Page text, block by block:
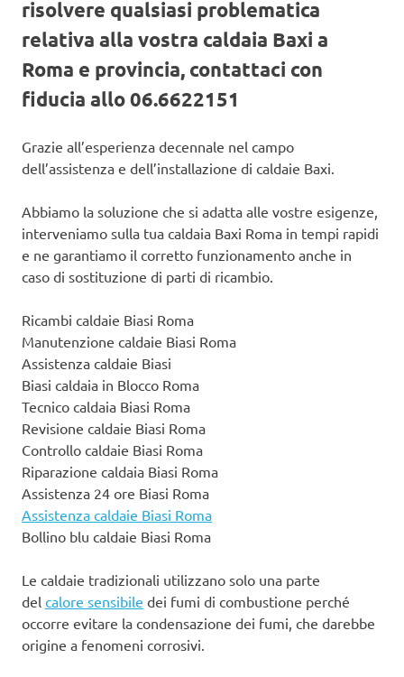
risolvere qualsiasi problematica
relativa alla vostra caldaia Baxi a
Roma e provincia, contattaci con
fiducia allo 06.6622151
Grazie all’esperienza decennale nel campo
dell’assistenza e dell’installazione di caldaie Baxi.
Abbiamo la soluzione che si adatta alle vostre esigenze,
interveniamo sulla tua caldaia Baxi Roma in tempi rapidi
e ne garantiamo il corretto funzionamento anche in
caso di sostituzione di parti di ricambio.
Ricambi caldaie Biasi Roma
Manutenzione caldaie Biasi Roma
Assistenza caldaie Biasi
Biasi caldaia in Blocco Roma
Tecnico caldaia Biasi Roma
Revisione caldaie Biasi Roma
Controllo caldaie Biasi Roma
Riparazione caldaia Biasi Roma
Assistenza 24 ore Biasi Roma
Assistenza caldaie Biasi Roma
Bollino blu caldaie Biasi Roma
Le caldaie tradizionali utilizzano solo una parte
del calore sensibile dei fumi di combustione perché
occorre evitare la condensazione dei fumi, che darebbe
origine a fenomeni corrosivi.